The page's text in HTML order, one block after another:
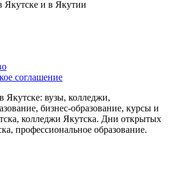
Якутске и в Якутии
соглашение
Якутске: вузы, колледжи,
бизнес-образование, курсы и
колледжи Якутска. Дни открытых
профессиональное образование.